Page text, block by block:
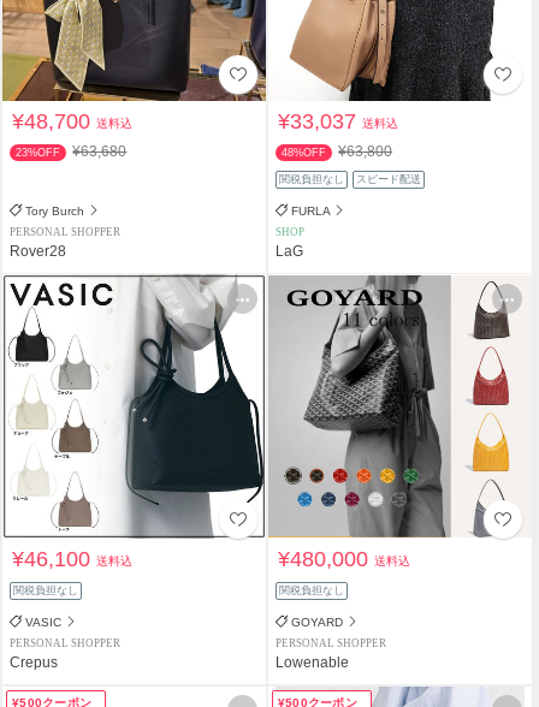
¥48,700送料込
23%OFF ¥63,680
Tory Burch
PERSONAL SHOPPER
Rover28
¥33,037送料込
48%OFF ¥63,800
関税負担なし スピード配送
FURLA
SHOP
LaG
¥46,100送料込
関税負担なし
VASIC
PERSONAL SHOPPER
Crepus
¥480,000送料込
関税負担なし
GOYARD
PERSONAL SHOPPER
Lowenable
¥500クーポン ¥500クーポン